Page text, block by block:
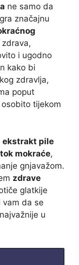
ne samo da
značajnu
i ugodno
kako bi
zdravlja,
poput
tijekom
ekstrakt pile
mokraće,
gnjavažom.
zdrave
glatkije
vam da se
u